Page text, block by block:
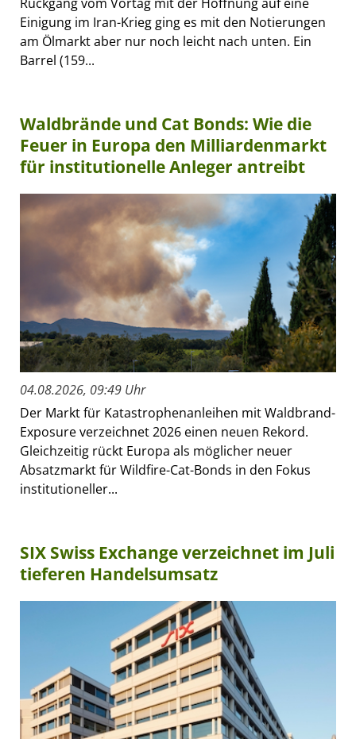
Rückgang vom Vortag mit der Hoffnung auf eine
Einigung im Iran-Krieg ging es mit den Notierungen
am Ölmarkt aber nur noch leicht nach unten. Ein
Barrel (159...
Waldbrände und Cat Bonds: Wie die
Feuer in Europa den Milliardenmarkt
für institutionelle Anleger antreibt
04.08.2026, 09:49 Uhr
Der Markt für Katastrophenanleihen mit Waldbrand-
Exposure verzeichnet 2026 einen neuen Rekord.
Gleichzeitig rückt Europa als möglicher neuer
Absatzmarkt für Wildfire-Cat-Bonds in den Fokus
institutioneller...
SIX Swiss Exchange verzeichnet im Juli
tieferen Handelsumsatz